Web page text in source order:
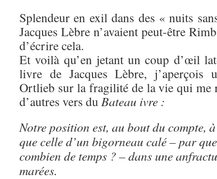
Splendeur en exil dans des « nuits
Jacques Lèbre n’avaient peut-être
d’écrire cela.
Et voilà qu’en jetant un coup d’œil
livre de Jacques Lèbre, j’aperçois
Ortlieb sur la fragilité de la vie qui me
d’autres vers du Bateau ivre :
Notre position est, au bout du compte,
que celle d’un bigorneau calé – par
combien de temps ? – dans une
marées.